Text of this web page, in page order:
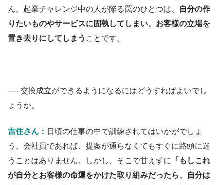
ん。起業チャレンジ中の人 が陥る罠のひとつは、
自分の作
りたいものやサービスに固執してしまい、お客様の立場を
置き去りにしてしまう ことです。
──交換成立ができるようになるにはどうすればよいでし
ょうか。
吉住さん： 日頃の仕事の中で訓練されてはいかがでしょ
う。会社員であれば、提案が通らなくてもすぐに路頭に迷
うことはありません。しかし、そこで甘えずに
「もしこれ
が自分とお客様の命運をかけた取り組みだったら、
自分は